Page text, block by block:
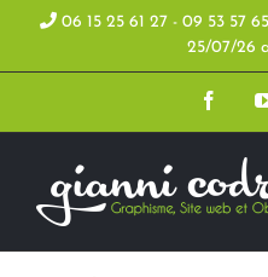
06 15 25 61 27 - 09 53 57
25/07/26